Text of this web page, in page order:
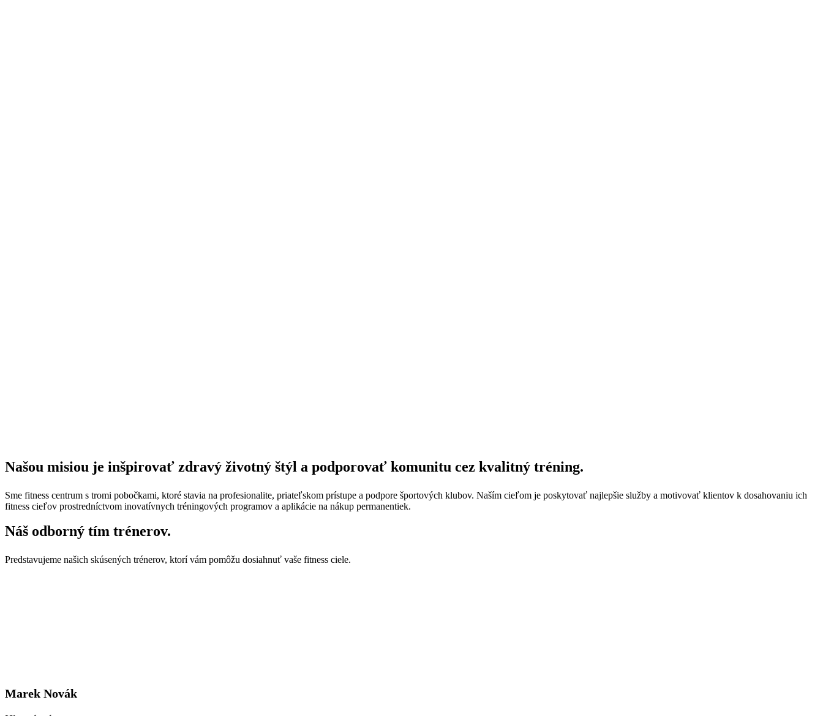
Našou misiou je inšpirovať zdravý životný štýl a podporovať komunitu cez kvalitný tréning.
Sme fitness centrum s tromi pobočkami, ktoré stavia na profesionalite, priateľskom prístupe a podpore športových klubov. Naším cieľom je poskytovať najlepšie služby a motivovať klientov k dosahovaniu ich
fitness cieľov prostredníctvom inovatívnych tréningových programov a aplikácie na nákup permanentiek.
Náš odborný tím trénerov.
Predstavujeme našich skúsených trénerov, ktorí vám pomôžu dosiahnuť vaše fitness ciele.
Marek Novák